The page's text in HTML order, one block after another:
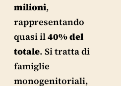
milioni,
rappresentando
quasi il40% del
totale. Si tratta di
famiglie
monogenitoriali,